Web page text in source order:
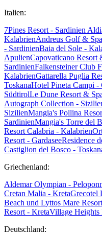
Italien:
7Pines Resort - Sardinien
KalabrienAndreus Golf &
- SardinienBaia del Sole -
ApulienCapovaticano Resort
SardinienFalkensteiner Club
KalabrienGattarella Puglia
ToskanaHotel Pineta Campi -
SüdtirolLe Dune Resort &
Autograph Collection -
SizilienMangia's Pollina
SardinienMangia's Torre del
Resort Calabria - Kalabrien
Resort - GardaseeResidence
Castiglion del Bosco -
Griechenland:
Aldemar Olympian -
Cretan Malia - KretaGrecotel
Beach und Lyttos Mare
Resort - KretaVillage Heights
Deutschland: